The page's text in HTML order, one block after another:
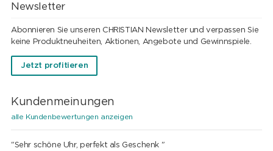
Newsletter
Abonnieren Sie unseren CHRISTIAN Newsletter und verpassen Sie
keine Produktneuheiten, Aktionen, Angebote und Gewinnspiele.
Jetzt profitieren
Kundenmeinungen
alle Kundenbewertungen anzeigen
"Sehr schöne Uhr, perfekt als Geschenk "